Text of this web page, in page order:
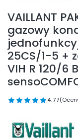
VAILLANT
gazowy
25CS/1-5 +
VIH R 120/6
4.77